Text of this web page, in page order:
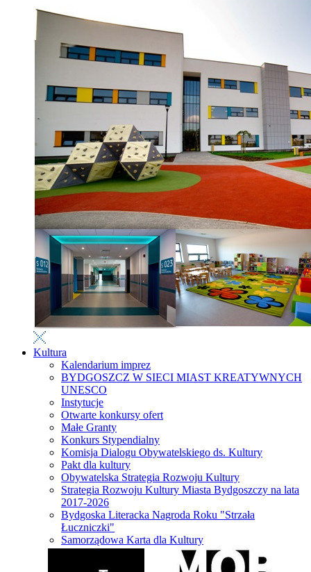
Kultura
Kalendarium imprez
BYDGOSZCZ W SIECI MIAST KREATYWNYCH
UNESCO
Instytucje
Otwarte konkursy ofert
Małe Granty
Konkurs Stypendialny
Komisja Dialogu Obywatelskiego ds. Kultury
Pakt dla kultury
Obywatelska Strategia Rozwoju Kultury
Strategia Rozwoju Kultury Miasta Bydgoszczy na lata
2017-2026
Bydgoska Literacka Nagroda Roku "Strzała
Łuczniczki"
Samorządowa Karta dla Kultury